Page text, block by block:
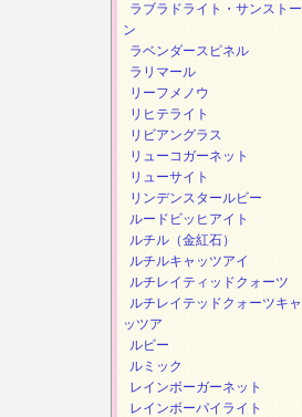
ラブラドライト・サンストー
ン
ラベンダースピネル
ラリマール
リーフメノウ
リヒテライト
リビアングラス
リューコガーネット
リューサイト
リンデンスタールビー
ルードビッヒアイト
ルチル（金紅石）
ルチルキャッツアイ
ルチレイティッドクォーツ
ルチレイテッドクォーツキャ
ッツア
ルビー
ルミック
レインボーガーネット
レインボーパイライト